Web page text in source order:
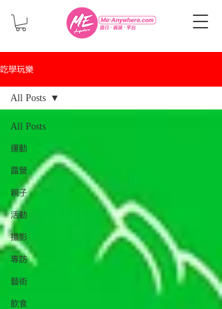
吃學玩樂
All Posts
運動
露營
親子
活動
攝影
專訪
藝術
飲食
All Posts